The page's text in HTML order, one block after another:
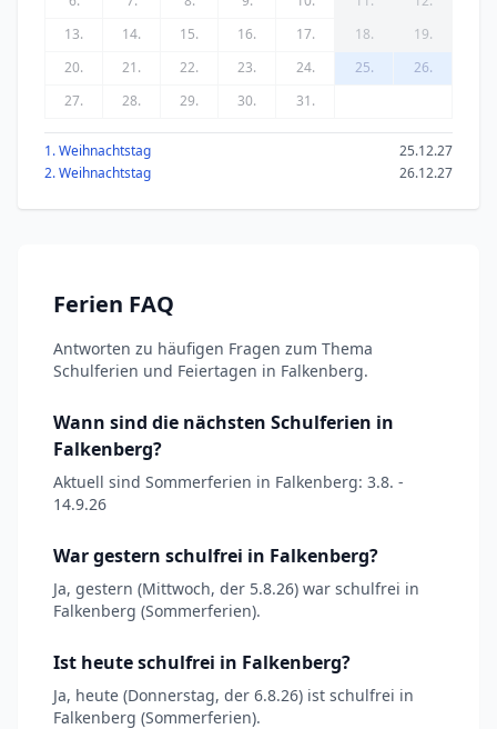
13.
14. 15. 16. 17. 18.
19.
20.
21. 22. 23. 24. 25.
26.
27.
28. 29. 30. 31.
1. Weihnachtstag
25.12.27
2. Weihnachtstag
26.12.27
Ferien FAQ
Antworten zu häufigen Fragen zum Thema
Schulferien und Feiertagen in Falkenberg.
Wann sind die nächsten Schulferien in
Falkenberg?
Aktuell sind Sommerferien in Falkenberg: 3.8. -
14.9.26
War gestern schulfrei in Falkenberg?
Ja, gestern (Mittwoch, der 5.8.26) war schulfrei in
Falkenberg (Sommerferien).
Ist heute schulfrei in Falkenberg?
Ja, heute (Donnerstag, der 6.8.26) ist schulfrei in
Falkenberg (Sommerferien).